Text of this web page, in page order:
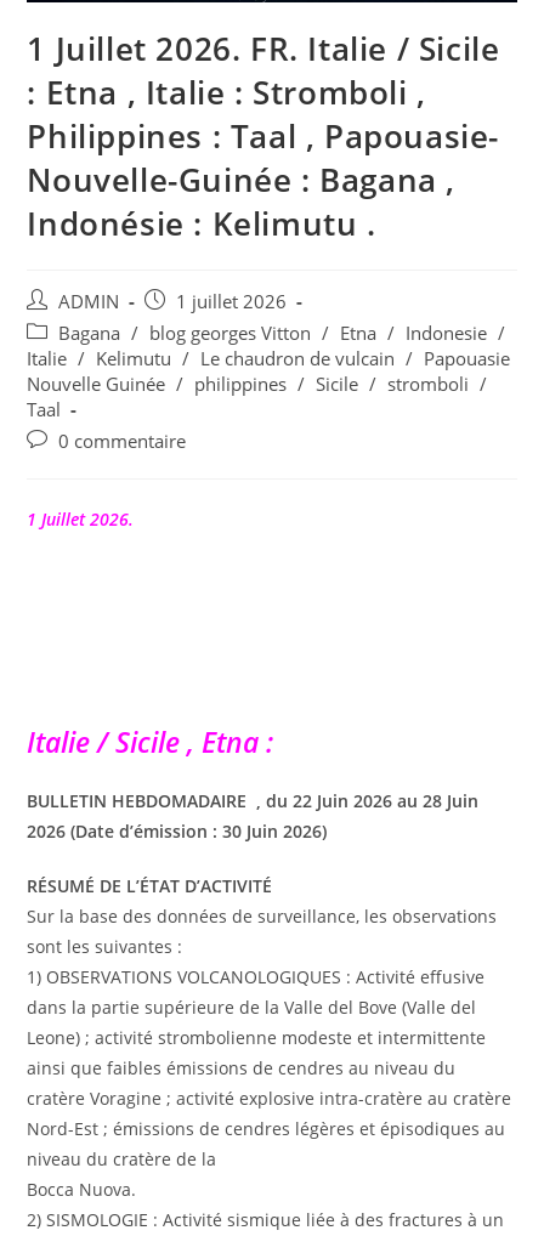
1 Juillet 2026. FR. Italie / Sicile
: Etna , Italie : Stromboli ,
Philippines : Taal , Papouasie-
Nouvelle-Guinée : Bagana ,
Indonésie : Kelimutu .
Auteur/autrice
de
la
publication :
ADMIN
Publication
publiée :
1 juillet 2026
Post
category:
Bagana / blog georges Vitton / Etna / Indonesie /
Italie / Kelimutu / Le chaudron de vulcain / Papouasie
Nouvelle Guinée / philippines / Sicile / stromboli /
Taal
Commentaires
publication :
0 commentaire
1 Juillet 2026.
Italie / Sicile , Etna :
BULLETIN HEBDOMADAIRE , du 22 Juin 2026 au 28 Juin
2026 (Date d’émission : 30 Juin 2026)
RÉSUMÉ DE L’ÉTAT D’ACTIVITÉ
Sur la base des données de surveillance, les observations
sont les suivantes :
1) OBSERVATIONS VOLCANOLOGIQUES : Activité effusive
dans la partie supérieure de la Valle del Bove (Valle del
Leone) ; activité strombolienne modeste et intermittente
ainsi que faibles émissions de cendres au niveau du
cratère Voragine ; activité explosive intra-cratère au cratère
Nord-Est ; émissions de cendres légères et épisodiques au
niveau du cratère de la
Bocca Nuova.
2) SISMOLOGIE : Activité sismique liée à des fractures à un